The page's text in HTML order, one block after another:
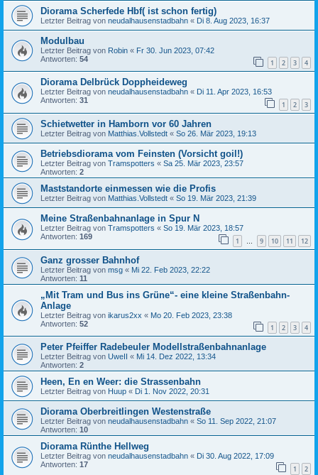
Diorama Scherfede Hbf( ist schon fertig)
Letzter Beitrag von neudalhausenstadbahn « Di 8. Aug 2023, 16:37
Modulbau
Letzter Beitrag von Robin « Fr 30. Jun 2023, 07:42
Antworten: 54 1 2 3 4
Diorama Delbrück Doppheideweg
Letzter Beitrag von neudalhausenstadbahn « Di 11. Apr 2023, 16:53
Antworten: 31 1 2 3
Schietwetter in Hamborn vor 60 Jahren
Letzter Beitrag von Matthias.Vollstedt « So 26. Mär 2023, 19:13
Betriebsdiorama vom Feinsten (Vorsicht goil!)
Letzter Beitrag von Tramspotters « Sa 25. Mär 2023, 23:57
Antworten: 2
Maststandorte einmessen wie die Profis
Letzter Beitrag von Matthias.Vollstedt « So 19. Mär 2023, 21:39
Meine Straßenbahnanlage in Spur N
Letzter Beitrag von Tramspotters « So 19. Mär 2023, 18:57
Antworten: 169 1 … 9 10 11 12
Ganz grosser Bahnhof
Letzter Beitrag von msg « Mi 22. Feb 2023, 22:22
Antworten: 11
„Mit Tram und Bus ins Grüne“- eine kleine Straßenbahn-
Anlage
Letzter Beitrag von ikarus2xx « Mo 20. Feb 2023, 23:38
Antworten: 52 1 2 3 4
Peter Pfeiffer Radebeuler Modellstraßenbahnanlage
Letzter Beitrag von UweII « Mi 14. Dez 2022, 13:34
Antworten: 2
Heen, En en Weer: die Strassenbahn
Letzter Beitrag von Huup « Di 1. Nov 2022, 20:31
Diorama Oberbreitlingen Westenstraße
Letzter Beitrag von neudalhausenstadbahn « So 11. Sep 2022, 21:07
Antworten: 10
Diorama Rünthe Hellweg
Letzter Beitrag von neudalhausenstadbahn « Di 30. Aug 2022, 17:09
Antworten: 17 1 2